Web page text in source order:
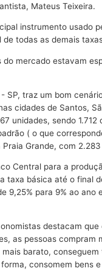
Mateus Teixeira.
instrumento usado
todas as demais
mercado estavam
SP, traz um bom
cidades de Santos,
unidades, sendo 1.712
( o que
Grande, com
Central para a
taxa básica até o final
9,25% para 9% ao ano
destacam
as pessoas compram
barato,
consomem bens